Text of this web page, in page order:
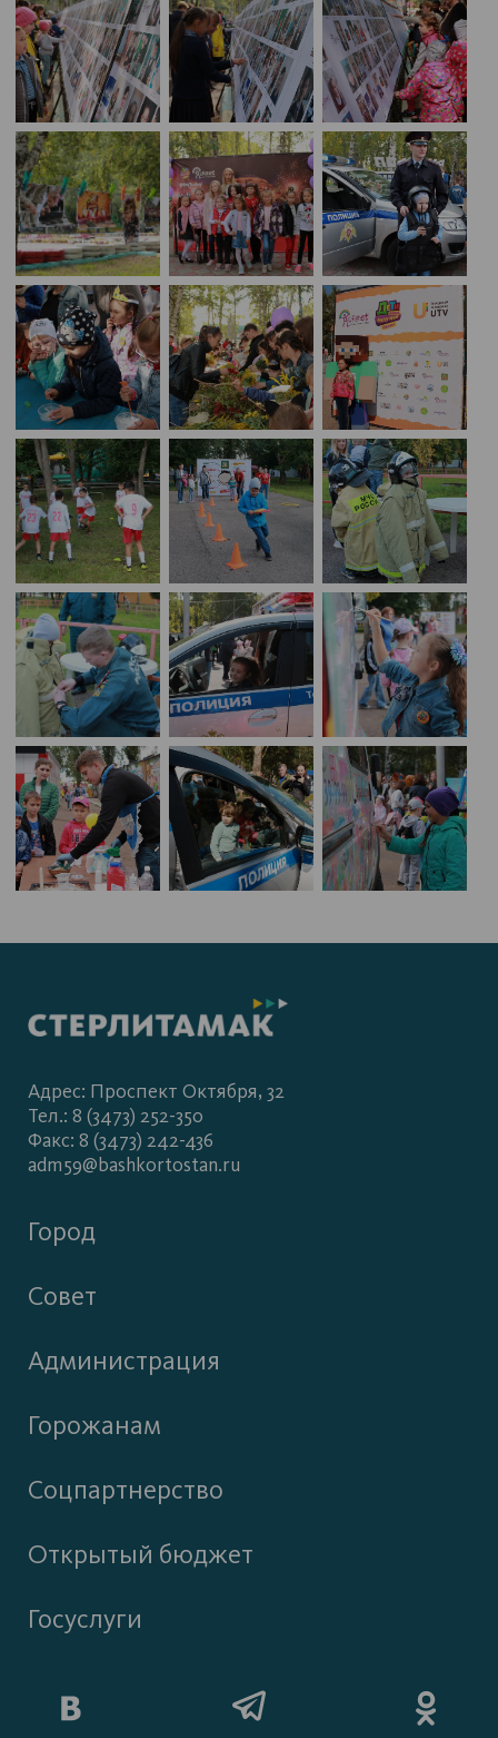
Адрес: Проспект Октября, 32
Тел.: 8 (3473) 252-350
Факс: 8 (3473) 242-436
adm59@bashkortostan.ru
Город
Совет
Администрация
Горожанам
Соцпартнерство
Открытый бюджет
Госуслуги